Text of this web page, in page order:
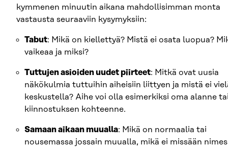
kymmenen minuutin aikana mahdollisimman monta
vastausta seuraaviin kysymyksiin:
Tabut: Mikä on kiellettyä? Mistä ei osata luopua?
vaikeaa ja miksi?
Tuttujen asioiden uudet piirteet: Mitkä ovat uusia
näkökulmia tuttuihin aiheisiin liittyen ja mistä ei
keskustella? Aihe voi olla esimerkiksi oma alanne
kiinnostuksen kohteenne.
Samaan aikaan muualla: Mikä on normaalia tai
nousemassa jossain muualla, mikä ei missään